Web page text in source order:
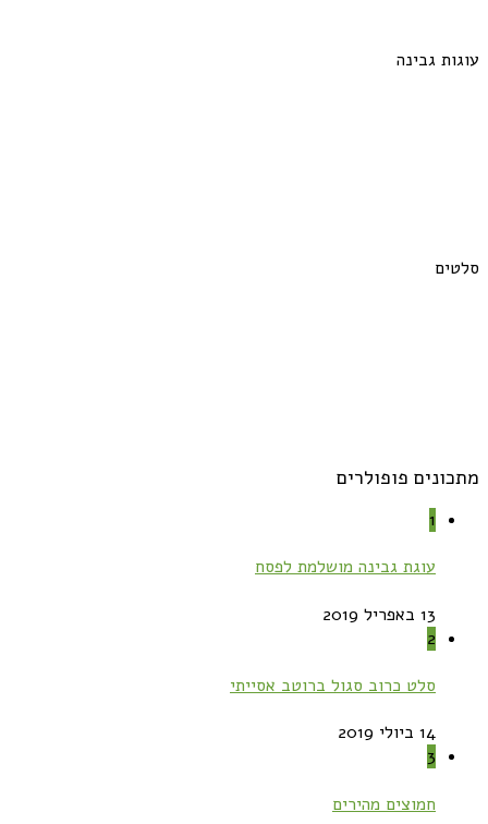
עוגות גבינה
סלטים
מתכונים פופולרים
1
עוגת גבינה מושלמת לפסח
13 באפריל 2019
2
סלט כרוב סגול ברוטב אסייתי
14 ביולי 2019
3
חמוצים מהירים